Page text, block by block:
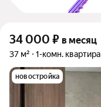
34 000 ₽ в месяц
37 м² 1-комн. квартира
новостройка